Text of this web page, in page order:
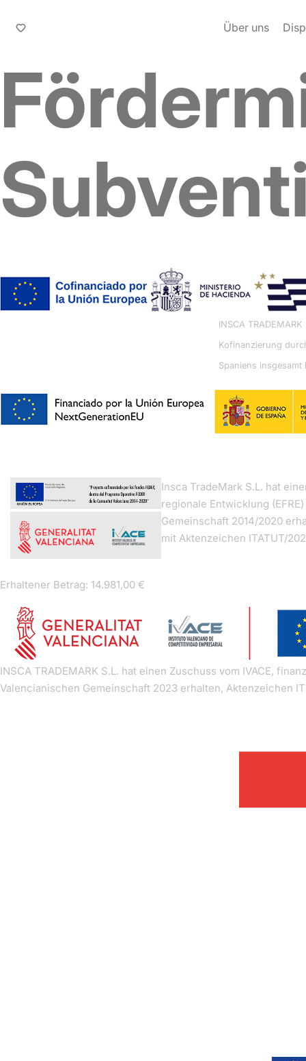
I.RIS
Über
Displays
Showrooms
Kontakt
Über uns
INSCA
Kofinanzierung
Spaniens
Insca TradeMark S.L. hat
regionale Entwicklung
Gemeinschaft 2014/2020
mit Aktenzeichen ITATUT/
Erhaltener Betrag: 14.981,00 €
INSCA TRADEMARK S.L. hat einen Zuschuss vom IVACE,
Valencianischen Gemeinschaft 2023 erhalten, Aktenzeichen